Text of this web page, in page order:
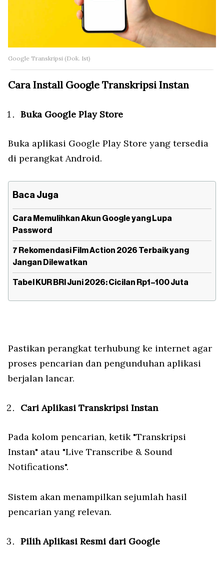
Google Transkripsi (Dok. Ist)
Cara Install Google Transkripsi Instan
Buka Google Play Store
Buka aplikasi Google Play Store yang tersedia
di perangkat Android.
Baca Juga
Cara Memulihkan Akun Google yang Lupa
Password
7 Rekomendasi Film Action 2026 Terbaik yang
Jangan Dilewatkan
Tabel KUR BRI Juni 2026: Cicilan Rp1–100 Juta
Pastikan perangkat terhubung ke internet agar
proses pencarian dan pengunduhan aplikasi
berjalan lancar.
Cari Aplikasi Transkripsi Instan
Pada kolom pencarian, ketik "Transkripsi
Instan" atau "Live Transcribe & Sound
Notifications".
Sistem akan menampilkan sejumlah hasil
pencarian yang relevan.
Pilih Aplikasi Resmi dari Google